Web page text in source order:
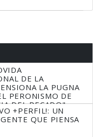
DE LA
LA PUGNA
PERONISMO DE
DEL PECADO"
+PERFIL!: UN
QUE PIENSA